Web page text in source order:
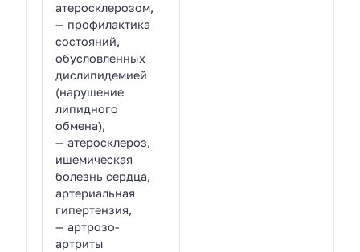
атеросклерозом,
— профилактика
состояний,
обусловленных
дислипидемией
(нарушение
липидного
обмена),
— атеросклероз,
ишемическая
болезнь сердца,
артериальная
гипертензия,
— артрозо-
артриты